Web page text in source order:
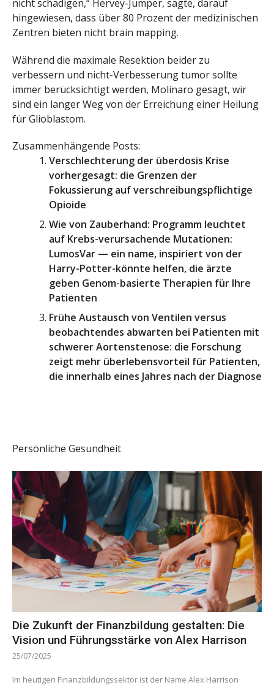
nicht schädigen,“ Hervey-Jumper, sagte, darauf
hingewiesen, dass über 80 Prozent der medizinischen
Zentren bieten nicht brain mapping.
Während die maximale Resektion beider zu
verbessern und nicht-Verbesserung tumor sollte
immer berücksichtigt werden, Molinaro gesagt, wir
sind ein langer Weg von der Erreichung einer Heilung
für Glioblastom.
Zusammenhängende Posts:
Verschlechterung der überdosis Krise
vorhergesagt: die Grenzen der
Fokussierung auf verschreibungspflichtige
Opioide
Wie von Zauberhand: Programm leuchtet
auf Krebs-verursachende Mutationen:
LumosVar — ein name, inspiriert von der
Harry-Potter-könnte helfen, die ärzte
geben Genom-basierte Therapien für Ihre
Patienten
Frühe Austausch von Ventilen versus
beobachtendes abwarten bei Patienten mit
schwerer Aortenstenose: die Forschung
zeigt mehr überlebensvorteil für Patienten,
die innerhalb eines Jahres nach der Diagnose
Persönliche Gesundheit
Die Zukunft der Finanzbildung gestalten: Die
Vision und Führungsstärke von Alex Harrison
25/07/2025
Im heutigen Finanzbildungssektor ist der Name Alex Harrison